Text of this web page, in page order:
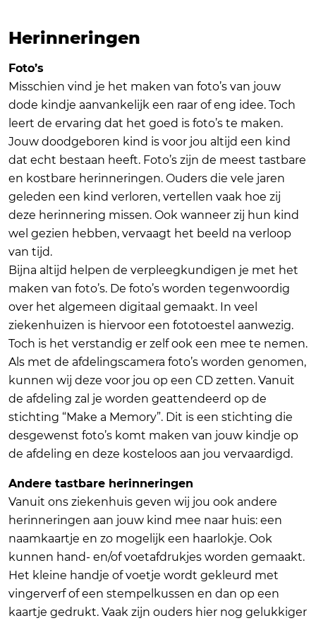
Herinneringen
Foto’s
Misschien vind je het maken van foto’s van jouw
dode kindje aanvankelijk een raar of eng idee. Toch
leert de ervaring dat het goed is foto’s te maken.
Jouw doodgeboren kind is voor jou altijd een kind
dat echt bestaan heeft. Foto’s zijn de meest tastbare
en kostbare herinneringen. Ouders die vele jaren
geleden een kind verloren, vertellen vaak hoe zij
deze herinnering missen. Ook wanneer zij hun kind
wel gezien hebben, vervaagt het beeld na verloop
van tijd.
Bijna altijd helpen de verpleegkundigen je met het
maken van foto’s. De foto’s worden tegenwoordig
over het algemeen digitaal gemaakt. In veel
ziekenhuizen is hiervoor een fototoestel aanwezig.
Toch is het verstandig er zelf ook een mee te nemen.
Als met de afdelingscamera foto’s worden genomen,
kunnen wij deze voor jou op een CD zetten. Vanuit
de afdeling zal je worden geattendeerd op de
stichting “Make a Memory”. Dit is een stichting die
desgewenst foto’s komt maken van jouw kindje op
de afdeling en deze kosteloos aan jou vervaardigd.
Andere tastbare herinneringen
Vanuit ons ziekenhuis geven wij jou ook andere
herinneringen aan jouw kind mee naar huis: een
naamkaartje en zo mogelijk een haarlokje. Ook
kunnen hand- en/of voetafdrukjes worden gemaakt.
Het kleine handje of voetje wordt gekleurd met
vingerverf of een stempelkussen en dan op een
kaartje gedrukt. Vaak zijn ouders hier nog gelukkiger